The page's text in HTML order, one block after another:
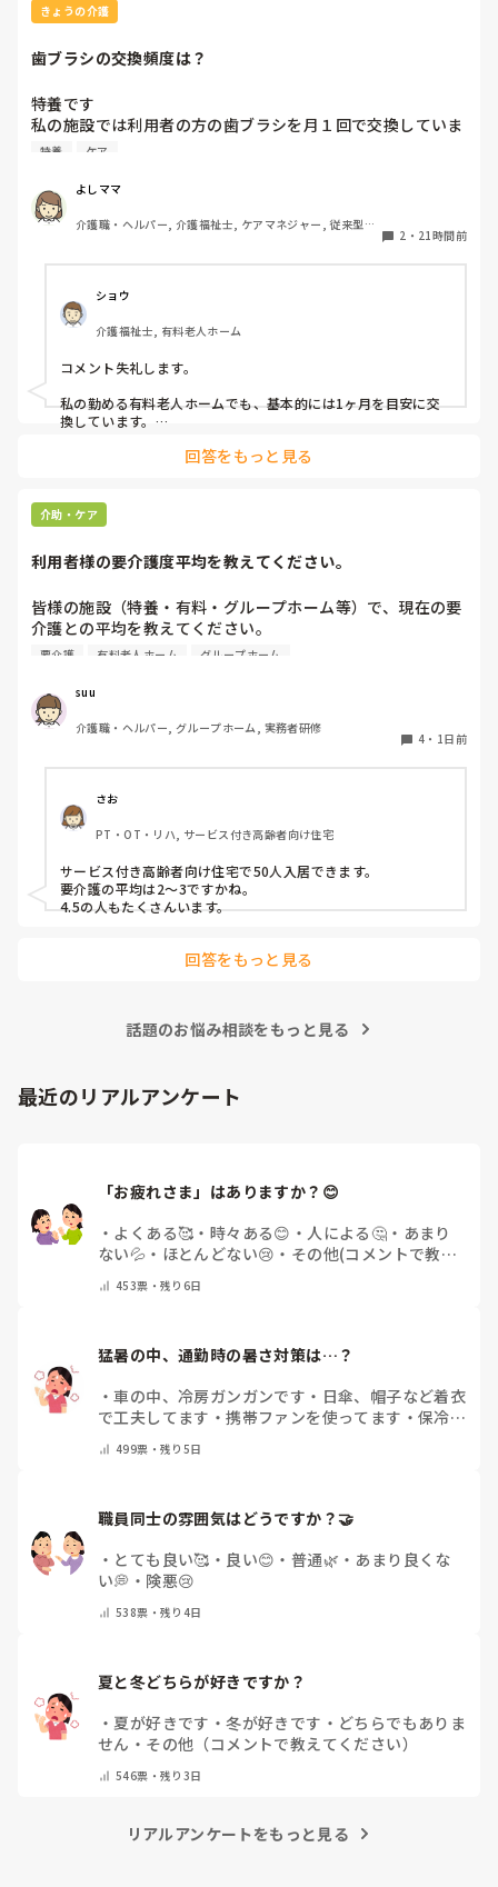
きょうの介護
歯ブラシの交換頻度は？
特養です
私の施設では利用者の方の歯ブラシを月１回で交換していま
す、みなさんのところはどれくらいの頻度で交換されていま
特養 ケア
よしママ
介護職・ヘルパー, 介護福祉士, ケアマネジャー, 従来型特
2 ・ 21時間前
ショウ
介護福祉士, 有料老人ホーム
コメント失礼します。
私の勤める有料老人ホームでも、基本的には1ヶ月を目安に交
換しています。
関してはご本人のペースにお任せしています。
ゃるため、状態を見つつ交換間隔を少し長めにするなど、個別
の事情に合わせて柔軟に対応しています。
他の施設での対応も気になりますね。参考になれば幸いです。
回答をもっと見る
介助・ケア
利用者様の要介護度平均を教えてください。
皆様の施設（特養・有料・グループホーム等）で、現在の要
介護との平均を教えてください。
要介護 有料老人ホーム グループホーム
suu
介護職・ヘルパー, グループホーム, 実務者研修
4 ・ 1日前
さお
PT・OT・リハ, サービス付き高齢者向け住宅
サービス付き高齢者向け住宅で50人入居できます。
要介護の平均は2〜3ですかね。
4.5の人もたくさんいます。
回答をもっと見る
話題のお悩み相談をもっと見る
最近のリアルアンケート
「お疲れさま」はありますか？😊
・ よくある🥰 ・ 時々ある😊 ・ 人による🤔 ・ あまり
ない💦 ・ ほとんどない😢 ・ その他(コメントで教え
453票・残り6日
猛暑の中、通勤時の暑さ対策は…？
・車の中、冷房ガンガンです ・ 日傘、帽子など着衣
で工夫してます ・携帯ファンを使ってます ・ 保冷剤
ん ・その他（コメントで教えて下さい）
499票・残り5日
職員同士の雰囲気はどうですか？🤝
・ とても良い🥰 ・ 良い😊 ・ 普通🌿 ・ あまり良くな
い💭 ・ 険悪😢
538票・残り4日
夏と冬どちらが好きですか？
・ 夏が好きです ・冬が好きです ・ どちらでもありま
せん ・ その他（コメントで教えてください）
546票・残り3日
リアルアンケートをもっと見る